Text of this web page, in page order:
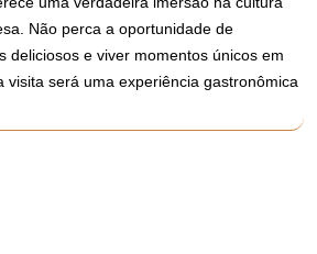
Não perca a oportunidade de
deliciosos e viver momentos únicos em
visita será uma experiência gastronômica